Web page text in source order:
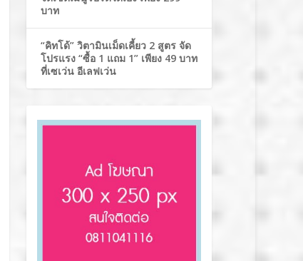
บาท
“คิทโด้” วิตามินเม็ดเคี้ยว 2 สูตร จัด
โปรแรง “ซื้อ 1 แถม 1” เพียง 49 บาท
ที่เซเว่น อีเลฟเว่น